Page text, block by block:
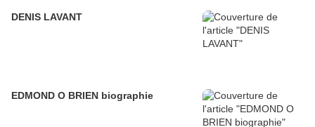
DENIS LAVANT
EDMOND O BRIEN biographie